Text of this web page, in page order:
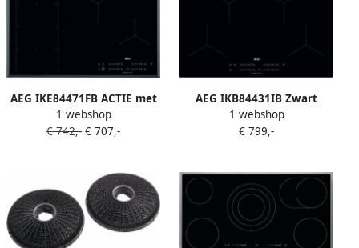
AEG IKE84471FB ACTIE met
GRATIS pannenset
1 webshop
€ 742,- € 707,-
AEG IKB84431IB Zwart
Ingebouwd
Inductiekookplaat zones 4
1 webshop
€ 799,-